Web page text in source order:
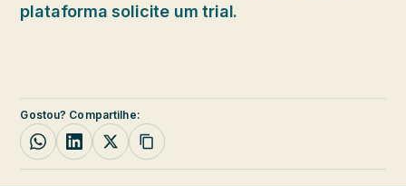
plataforma solicite um trial.
Gostou? Compartilhe: